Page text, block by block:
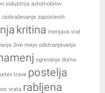
industrija avtomobilov
izobraževanje zaposlenih
kritina menjava vrat
žive meje odstranjevanje
ogrevanje doma
trave postelja
vrata rabljena